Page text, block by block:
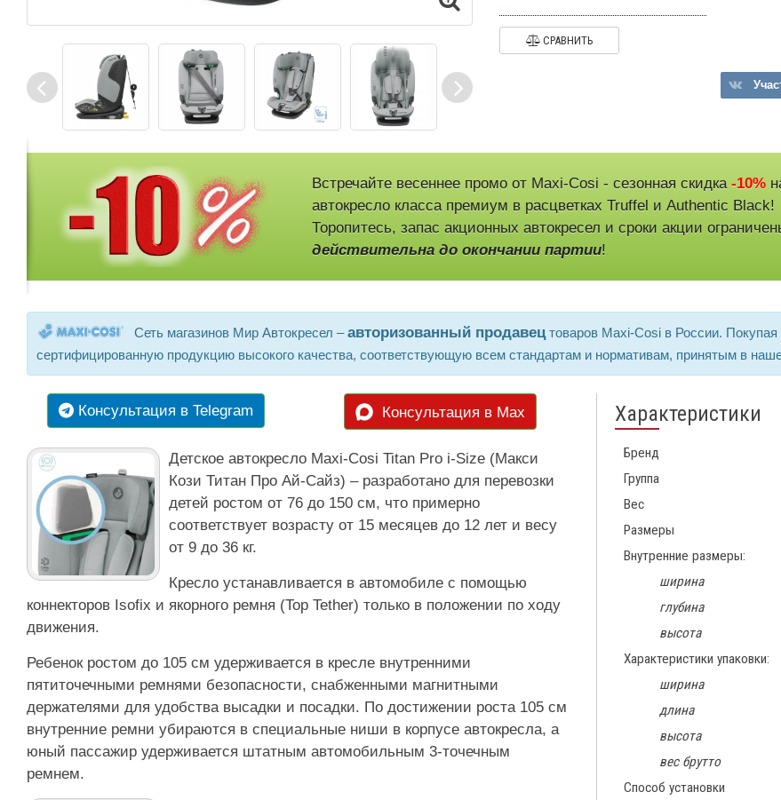
СРАВНИТЬ
Встречайте весеннее промо от Maxi-Cosi - сезонная скидка -10%
автокресло класса премиум в расцветках Truffel и Authentic Black!
Торопитесь, запас акционных автокресел и сроки акции
действительна до окончании партии!
Сеть магазинов Мир Автокресел –авторизованный продавецтоваров Maxi-Cosi в России.
сертифицированную продукцию высокого качества, соответствующую всем стандартам и нормативам, принятым в
Консультация в Telegram Консультация в Max
Детское автокресло Maxi-Cosi Titan Pro i-Size (Макси
Кози Титан Про Ай-Сайз) – разработано для перевозки
детей ростом от 76 до 150 см, что примерно
соответствует возрасту от 15 месяцев до 12 лет и весу
от 9 до 36 кг.
Кресло устанавливается в автомобиле с помощью
коннекторов Isofix и якорного ремня (Top Tether) только в положении по ходу
движения.
Ребенок ростом до 105 см удерживается в кресле внутренними
пятиточечными ремнями безопасности, снабженными магнитными
держателями для удобства высадки и посадки. По достижении роста 105 см
внутренние ремни убираются в специальные ниши в корпусе автокресла, а
юный пассажир удерживается штатным автомобильным 3-точечным
ремнем.
Характеристики
Бренд
Группа
Вес
Размеры
Внутренние размеры:
ширина
глубина
высота
Характеристики упаковки:
ширина
длина
высота
вес брутто
Способ установки